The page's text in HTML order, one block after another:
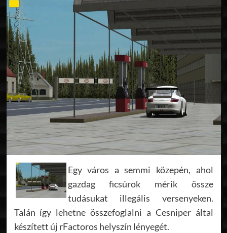
Egy város a semmi közepén, ahol
gazdag ficsúrok mérik össze
tudásukat illegális versenyeken.
Talán így lehetne összefoglalni a Cesniper által
készített új rFactoros helyszín lényegét.